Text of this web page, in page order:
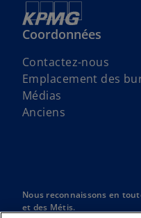
Coordonnées
Contactez-nous
Emplacement des
Médias
Anciens
Nous reconnaissons en
et des Métis.